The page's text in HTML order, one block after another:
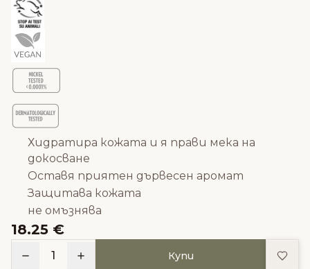
Хидратира кожата и я прави мека на
докосване
Оставя приятен дървесен аромат
Защитава кожата
не омъзнява
18.25 €
1 Купи